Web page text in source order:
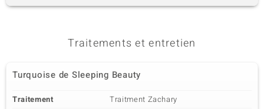
Traitements et entretien
Turquoise de Sleeping Beauty
Traitement Traitment Zachary